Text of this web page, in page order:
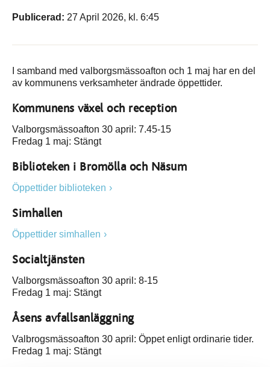
Publicerad: 27 April 2026, kl. 6:45
I samband med valborgsmässoafton och 1 maj har en del
av kommunens verksamheter ändrade öppettider.
Kommunens växel och reception
Valborgsmässoafton 30 april: 7.45-15
Fredag 1 maj: Stängt
Biblioteken i Bromölla och Näsum
Öppettider biblioteken
Simhallen
Öppettider simhallen
Socialtjänsten
Valborgsmässoafton 30 april: 8-15
Fredag 1 maj: Stängt
Åsens avfallsanläggning
Valbrogsmässoafton 30 april: Öppet enligt ordinarie tider.
Fredag 1 maj: Stängt